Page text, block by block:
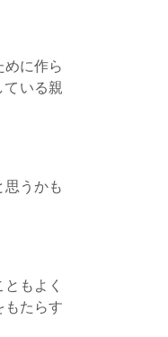
に作ら
いる親
うかも
もよく
もたらす